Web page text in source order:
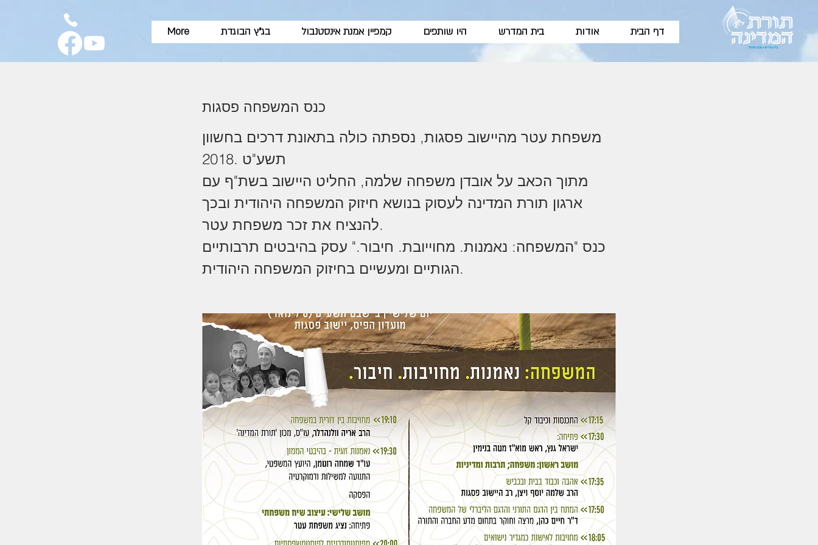
דף הבית אודות בית המדרש היו שותפים קמפיין אמנת אינסטנבול בג"ץ הבוגדת More
כנס המשפחה פסגות
משפחת עטר מהיישוב פסגות, נספתה כולה בתאונת דרכים בחשוון
תשע"ט .2018
מתוך הכאב על אובדן משפחה שלמה, החליט היישוב בשת"ף עם
ארגון תורת המדינה לעסוק בנושא חיזוק המשפחה היהודית ובכך
להנציח את זכר משפחת עטר.
כנס "המשפחה: נאמנות. מחוייובת. חיבור." עסק בהיבטים תרבותיים
הגותיים ומעשיים בחיזוק המשפחה היהודית.